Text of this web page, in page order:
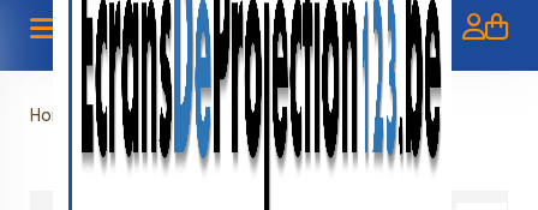
Home »Verlenging VERHUUR